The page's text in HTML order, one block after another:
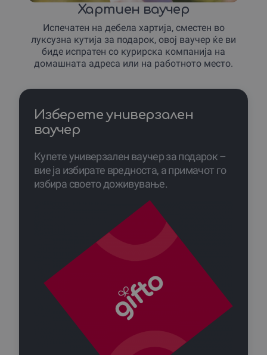
Хартиен ваучер
Испечатен на дебела хартија, сместен во
луксузна кутија за подарок, овој ваучер ќе ви
биде испратен со курирска компанија на
домашната адреса или на работното место.
Изберете универзален
ваучер
Купете универзален ваучер за подарок –
вие ја избирате вредноста, а примачот го
избира своето доживување.